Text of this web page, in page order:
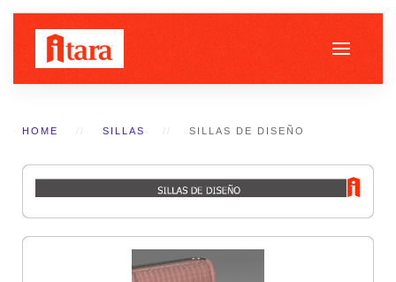
HOME SILLAS SILLAS DE DISEÑO